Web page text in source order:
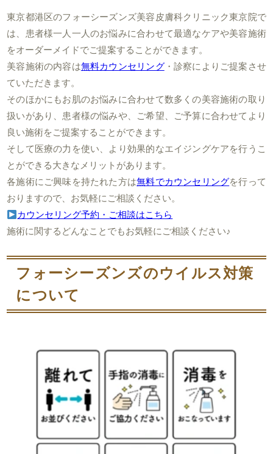
東京都港区のフォーシーズンズ美容皮膚科クリニック東京院で
は、患者様一人一人のお悩みに合わせて最適なケアや美容施術
をオーダーメイドでご提案することができます。
美容施術の内容は無料カウンセリング・診察によりご提案させ
ていただきます。
そのほかにもお肌のお悩みに合わせて数多くの美容施術の取り
扱いがあり、患者様の悩みや、ご希望、ご予算に合わせてより
良い施術をご提案することができます。
そして医療の力を使い、より効果的なエイジングケアを行うこ
とができる大きなメリットがあります。
各施術にご興味を持たれた方は無料でカウンセリングを行って
おりますので、お気軽にご相談ください。
カウンセリング予約・ご相談はこちら
施術に関するどんなことでもお気軽にご相談ください♪
フォーシーズンズのウイルス対策
について